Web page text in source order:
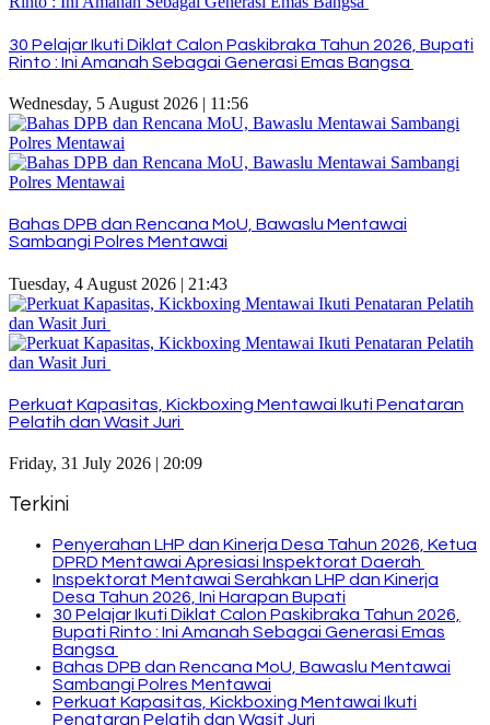
30 Pelajar Ikuti Diklat Calon Paskibraka Tahun 2026, Bupati
Rinto : Ini Amanah Sebagai Generasi Emas Bangsa
Wednesday, 5 August 2026 | 11:56
Bahas DPB dan Rencana MoU, Bawaslu Mentawai
Sambangi Polres Mentawai
Tuesday, 4 August 2026 | 21:43
Perkuat Kapasitas, Kickboxing Mentawai Ikuti Penataran
Pelatih dan Wasit Juri
Friday, 31 July 2026 | 20:09
Terkini
Penyerahan LHP dan Kinerja Desa Tahun 2026, Ketua
DPRD Mentawai Apresiasi Inspektorat Daerah
Inspektorat Mentawai Serahkan LHP dan Kinerja
Desa Tahun 2026, Ini Harapan Bupati
30 Pelajar Ikuti Diklat Calon Paskibraka Tahun 2026,
Bupati Rinto : Ini Amanah Sebagai Generasi Emas
Bangsa
Bahas DPB dan Rencana MoU, Bawaslu Mentawai
Sambangi Polres Mentawai
Perkuat Kapasitas, Kickboxing Mentawai Ikuti
Penataran Pelatih dan Wasit Juri